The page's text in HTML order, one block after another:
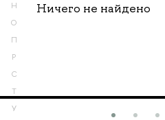
Н
О
П
Р
С
Т
У
Ничего не найдено